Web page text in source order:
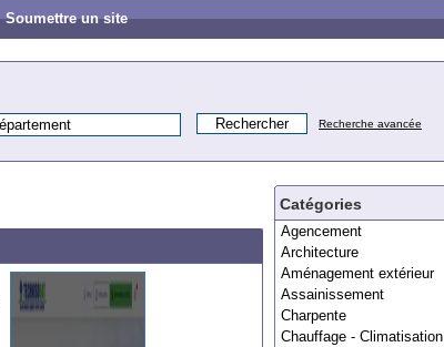
Soumettre un site
Recherche avancée
Catégories
Agencement
Architecture
Aménagement extérieur
Assainissement
Charpente
Chauffage - Climatisation